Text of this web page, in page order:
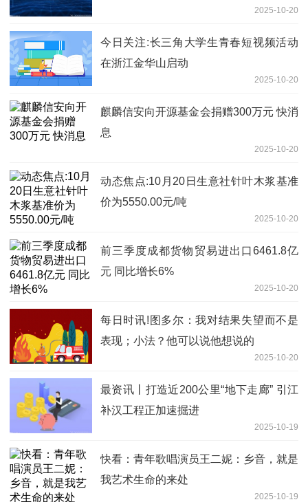
2025-10-20
今日关注:长三角大学生青春短视频活动
在浙江金华山启动
2025-10-20
麒麟信安向开源基金会捐赠300万元 快消
息
2025-10-20
动态焦点:10月20日生意社针叶木浆基准
价为5550.00元/吨
2025-10-20
前三季度成都货物贸易进出口6461.8亿
元 同比增长6%
2025-10-20
每日时讯!图多尔：我对结果失望而不是
表现；小法？他可以说他想说的
2025-10-20
最资讯丨打造近200公里“地下走廊” 引江
补汉工程正加速掘进
2025-10-19
快看：青年歌唱演员王二妮：乡音，就是
我艺术生命的来处
2025-10-19